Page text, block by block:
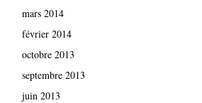
mars 2014
février 2014
octobre 2013
septembre 2013
juin 2013